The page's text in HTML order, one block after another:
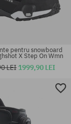
40
pentru snowboard
X Step On Wmn
LEI 1999,90 LEI